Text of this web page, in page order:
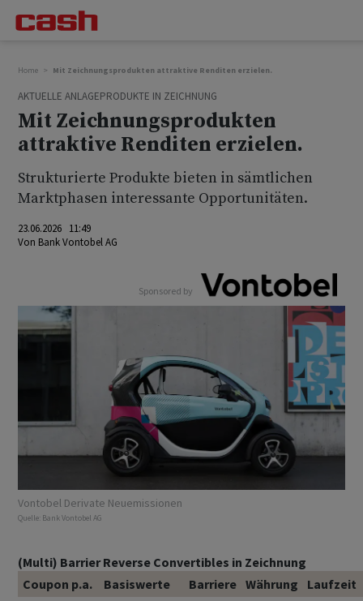
Home Mit Zeichnungsprodukten attraktive Renditen erzielen.
AKTUELLE ANLAGEPRODUKTE IN ZEICHNUNG
Mit Zeichnungsprodukten
attraktive Renditen erzielen.
Strukturierte Produkte bieten in sämtlichen
Marktphasen interessante Opportunitäten.
23.06.2026 11:49
Von Bank Vontobel AG
Sponsored by
Vontobel Derivate Neuemissionen
Quelle: Bank Vontobel AG
(Multi) Barrier Reverse Convertibles in Zeichnung
Coupon p.a.
Basiswerte Barriere Währung
Laufzeit